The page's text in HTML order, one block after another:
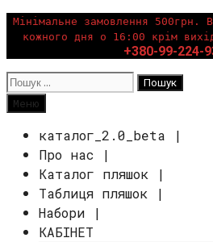
Перейти
вмісту
Мінімальне замовлення 500грн.
кожного дня о 16:00 крім
+380-99-224-
Пошук:
Пошук
Меню
каталог_2.0_beta |
Про нас |
Каталог пляшок |
Таблиця пляшок |
Набори |
КАБІНЕТ